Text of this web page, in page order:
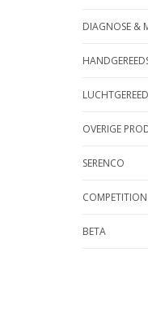
DIAGNOSE &
OVERIGE
SERENCO
BETA